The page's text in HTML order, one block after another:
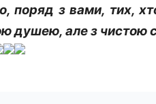
поряд з вами, тих,
душею, але з чистою